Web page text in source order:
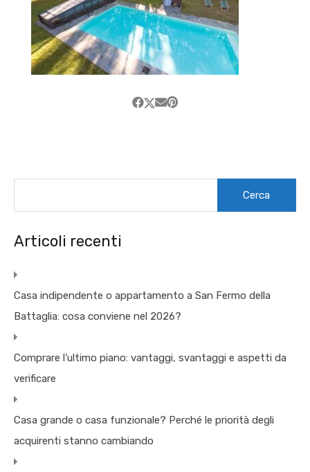
Articoli recenti
Casa indipendente o appartamento a San Fermo della
Battaglia: cosa conviene nel 2026?
Comprare l’ultimo piano: vantaggi, svantaggi e aspetti da
verificare
Casa grande o casa funzionale? Perché le priorità degli
acquirenti stanno cambiando